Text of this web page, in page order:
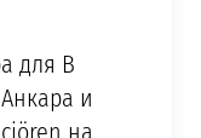
для В
и